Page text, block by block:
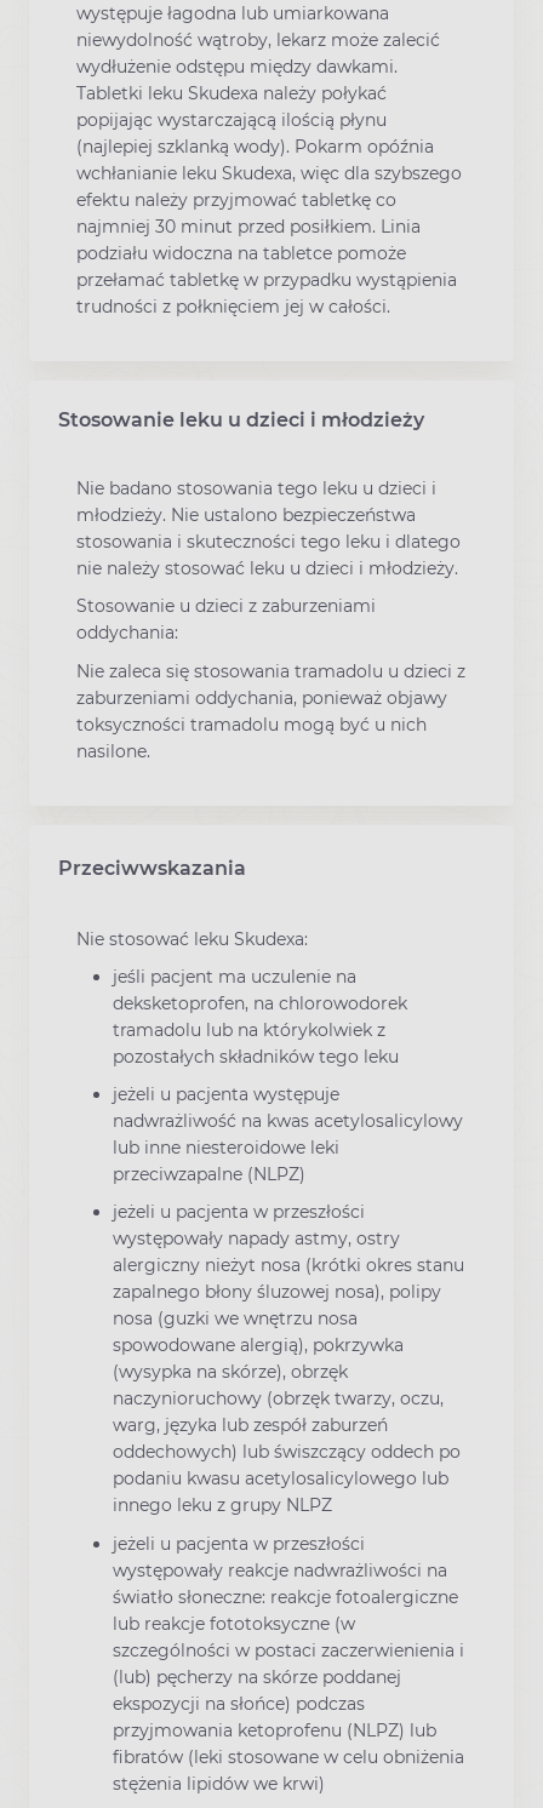
występuje łagodna lub umiarkowana
niewydolność wątroby, lekarz może zalecić
wydłużenie odstępu między dawkami.
Tabletki leku Skudexa należy połykać
popijając wystarczającą ilością płynu
(najlepiej szklanką wody). Pokarm opóźnia
wchłanianie leku Skudexa, więc dla szybszego
efektu należy przyjmować tabletkę co
najmniej 30 minut przed posiłkiem. Linia
podziału widoczna na tabletce pomoże
przełamać tabletkę w przypadku wystąpienia
trudności z połknięciem jej w całości.
Stosowanie leku u dzieci i młodzieży
Nie badano stosowania tego leku u dzieci i
młodzieży. Nie ustalono bezpieczeństwa
stosowania i skuteczności tego leku i dlatego
nie należy stosować leku u dzieci i młodzieży.
Stosowanie u dzieci z zaburzeniami
oddychania:
Nie zaleca się stosowania tramadolu u dzieci z
zaburzeniami oddychania, ponieważ objawy
toksyczności tramadolu mogą być u nich
nasilone.
Przeciwwskazania
Nie stosować leku Skudexa:
jeśli pacjent ma uczulenie na
deksketoprofen, na chlorowodorek
tramadolu lub na którykolwiek z
pozostałych składników tego leku
jeżeli u pacjenta występuje
nadwrażliwość na kwas acetylosalicylowy
lub inne niesteroidowe leki
przeciwzapalne (NLPZ)
jeżeli u pacjenta w przeszłości
występowały napady astmy, ostry
alergiczny nieżyt nosa (krótki okres stanu
zapalnego błony śluzowej nosa), polipy
nosa (guzki we wnętrzu nosa
spowodowane alergią), pokrzywka
(wysypka na skórze), obrzęk
naczynioruchowy (obrzęk twarzy, oczu,
warg, języka lub zespół zaburzeń
oddechowych) lub świszczący oddech po
podaniu kwasu acetylosalicylowego lub
innego leku z grupy NLPZ
jeżeli u pacjenta w przeszłości
występowały reakcje nadwrażliwości na
światło słoneczne: reakcje fotoalergiczne
lub reakcje fototoksyczne (w
szczególności w postaci zaczerwienienia i
(lub) pęcherzy na skórze poddanej
ekspozycji na słońce) podczas
przyjmowania ketoprofenu (NLPZ) lub
fibratów (leki stosowane w celu obniżenia
stężenia lipidów we krwi)